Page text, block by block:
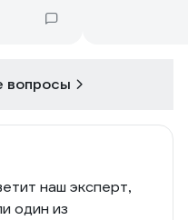
вопросы
наш эксперт,
один из